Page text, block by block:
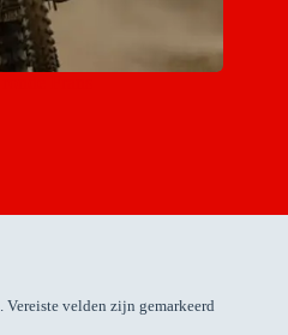
Vereiste velden zijn gemarkeerd